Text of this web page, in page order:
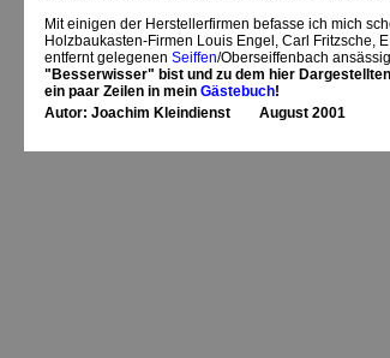
Mit einigen der Herstellerfirmen befasse ich mich
Holzbaukasten-Firmen Louis Engel, Carl Fritzsche,
entfernt gelegenen Seiffen/Oberseiffenbach
"Besserwisser" bist und zu dem hier
ein paar Zeilen in mein Gästebuch!
Autor: Joachim Kleindienst August 2001